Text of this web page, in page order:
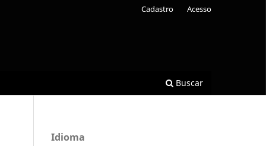
Buscar
Cadastro Acesso
Idioma